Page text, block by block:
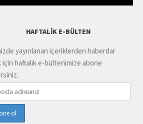
HAFTALIK E-BÜLTEN
yayınlanan içeriklerden haberdar
için haftalık e-bültenimize abone